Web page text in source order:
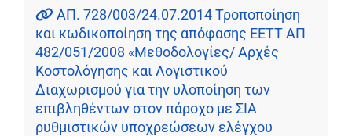
ΑΠ. 728/003/24.07.2014 Τροποποίηση
και κωδικοποίηση της απόφασης ΕΕΤΤ ΑΠ
482/051/2008 «Μεθοδολογίες/ Αρχές
Κοστολόγησης και Λογιστικού
Διαχωρισμού για την υλοποίηση των
επιβληθέντων στον πάροχο με ΣΙΑ
ρυθμιστικών υποχρεώσεων ελέγχου